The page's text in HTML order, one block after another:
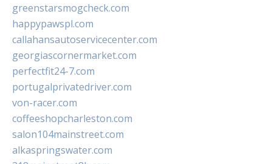
greenstarsmogcheck.com
happypawspl.com
callahansautoservicecenter.com
georgiascornermarket.com
perfectfit24-7.com
portugalprivatedriver.com
von-racer.com
coffeeshopcharleston.com
salon104mainstreet.com
alkaspringswater.com